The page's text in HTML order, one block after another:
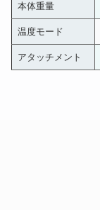
本体重量
温度モード
アタッチメント